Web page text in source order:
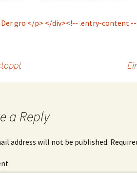
a Reply
address will not be published.